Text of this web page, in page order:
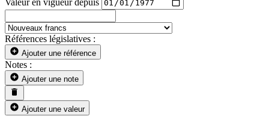
Références législatives :
Ajouter une référence
Notes :
Ajouter une note
Ajouter une valeur